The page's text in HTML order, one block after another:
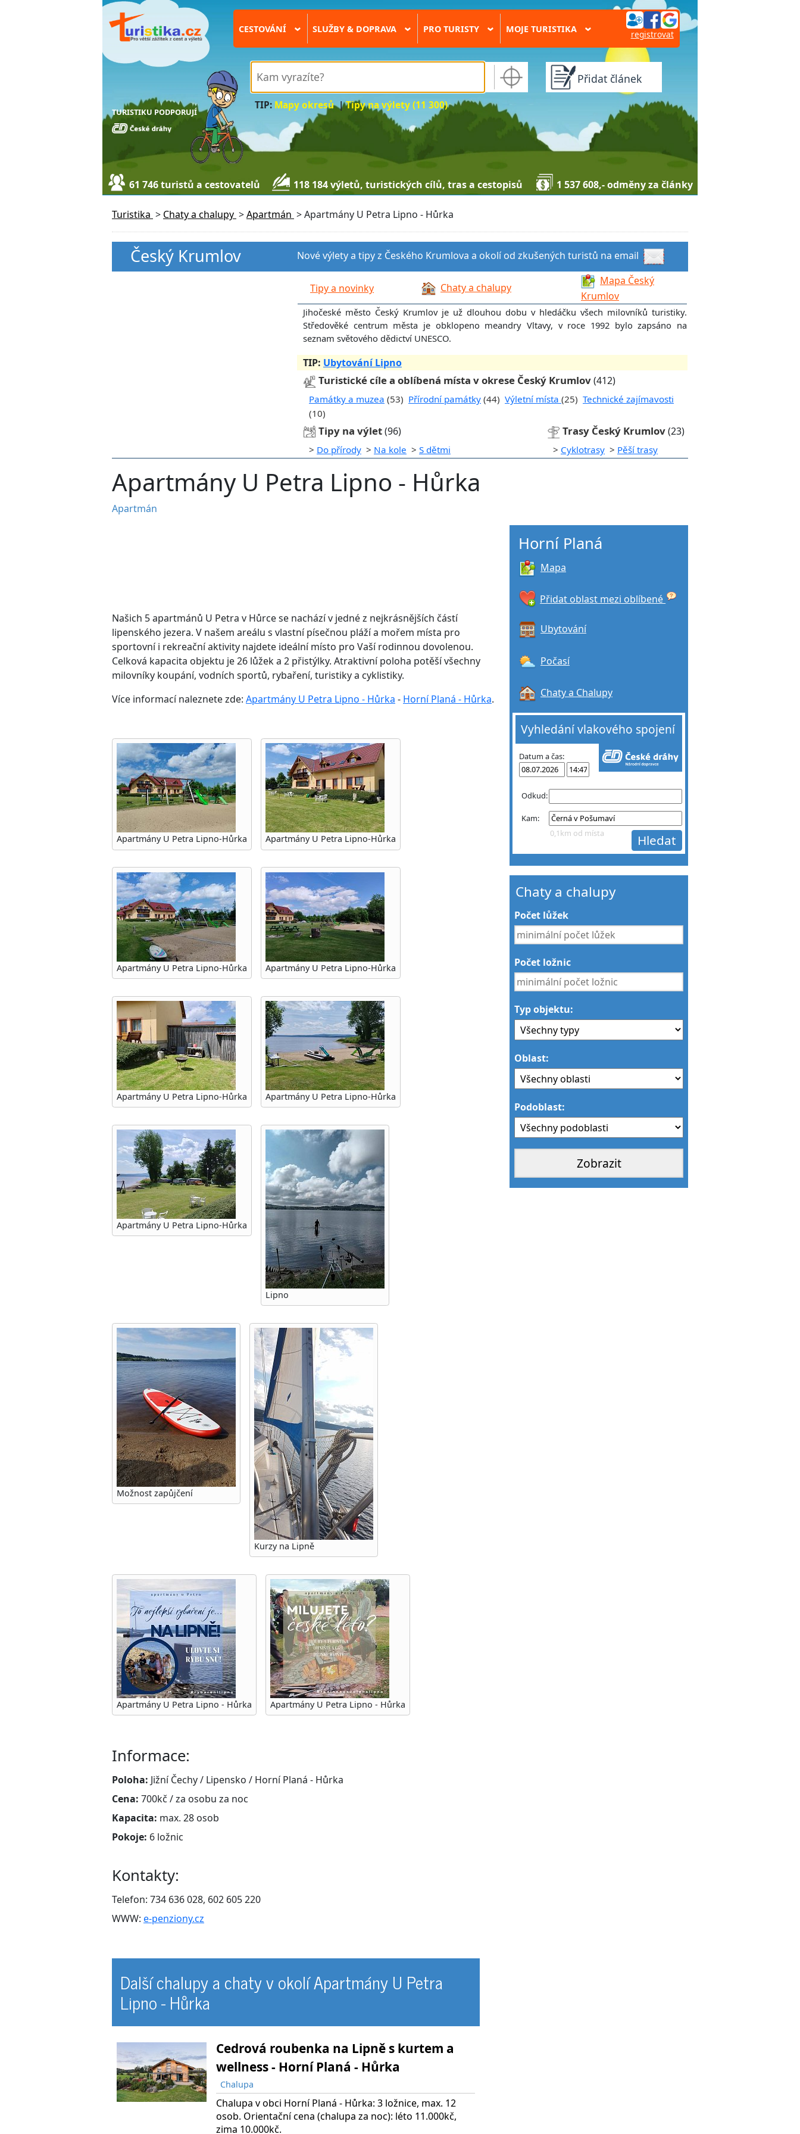
TURISTIKU PODPORUJÍ
CESTOVÁNÍ › SLUŽBY & DOPRAVA › PRO TURISTY › MOJE TURISTIKA › registrovat
TIP: Mapy okresů|Tipy na výlety (11 300)
Přidat článek
61 746 turistů a cestovatelů 118 184 výletů, turistických cílů, tras a cestopisů 1 537 608,- odměny za články
Turistika > Chaty a chalupy >Apartmán >Apartmány U Petra Lipno - Hůrka
Český Krumlov Nové výlety a tipy z Českého Krumlova a okolí od zkušených turistů na email
Tipy a novinky Chaty a chalupy
Mapa Český
Krumlov
Jihočeské město Český Krumlov je už dlouhou dobu v hledáčku všech milovníků turistiky.
Středověké centrum města je obklopeno meandry Vltavy, v roce 1992 bylo zapsáno na
seznam světového dědictví UNESCO.
TIP: Ubytování Lipno
Turistické cíle a oblíbená místa v okrese Český Krumlov(412)
Památky a muzea (53) Přírodní památky (44) Výletní místa (25) Technické zajímavosti
(10)
Tipy na výlet(96) Trasy Český Krumlov(23)
> Do přírody > Na kole > S dětmi > Cyklotrasy > Pěší trasy
Apartmány U Petra Lipno - Hůrka
Apartmán
Našich 5 apartmánů U Petra v Hůrce se nachází v jedné z nejkrásnějších částí
lipenského jezera. V našem areálu s vlastní písečnou pláží a mořem místa pro
sportovní i rekreační aktivity najdete ideální místo pro Vaší rodinnou dovolenou.
Celková kapacita objektu je 26 lůžek a 2 přistýlky. Atraktivní poloha potěší všechny
milovníky koupání, vodních sportů, rybaření, turistiky a cyklistiky.
Více informací naleznete zde: Apartmány U Petra Lipno - Hůrka - Horní Planá - Hůrka.
Apartmány U Petra Lipno-Hůrka Apartmány U Petra Lipno-Hůrka
Apartmány U Petra Lipno-Hůrka Apartmány U Petra Lipno-Hůrka
Apartmány U Petra Lipno-Hůrka Apartmány U Petra Lipno-Hůrka
Apartmány U Petra Lipno-Hůrka
Lipno
Možnost zapůjčení
Kurzy na Lipně
Apartmány U Petra Lipno - Hůrka Apartmány U Petra Lipno - Hůrka
Informace:
Poloha: Jižní Čechy / Lipensko / Horní Planá - Hůrka
Cena: 700kč / za osobu za noc
Kapacita: max. 28 osob
Pokoje: 6 ložnic
Kontakty:
Telefon: 734 636 028, 602 605 220
WWW: e-penziony.cz
Horní Planá
Mapa
Přidat oblast mezi oblíbené
Ubytování
Počasí
Chaty a Chalupy
Vyhledání vlakového spojení
Datum a čas:
Odkud:
Kam:
0,1km od místa
Chaty a chalupy
Počet lůžek
Počet ložnic
Typ objektu:
Oblast:
Podoblast:
Další chalupy a chaty v okolí Apartmány U Petra
Lipno - Hůrka
Cedrová roubenka na Lipně s kurtem a
wellness - Horní Planá - Hůrka
Chalupa
Chalupa v obci Horní Planá - Hůrka: 3 ložnice, max. 12
osob. Orientační cena (chalupa za noc): léto 11.000kč,
zima 10.000kč.